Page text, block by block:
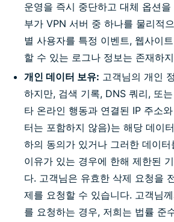
운영을 즉시 중단하고 대체 옵션
부가 VPN 서버 중 하나를 물리적
별 사용자를 특정 이벤트, 웹사이
할 수 있는 로그나 정보는 존재하
개인 데이터 보유: 고객님의 개인
하지만, 검색 기록, DNS 쿼리, 또
타 온라인 행동과 연결된 IP 주소
터는 포함하지 않음)는 해당 데이
하의 동의가 있거나 그러한 데이
이유가 있는 경우에 한해 제한된
다. 고객님은 유효한 삭제 요청을
제를 요청할 수 있습니다. 고객님
를 요청하는 경우, 저희는 법률 준